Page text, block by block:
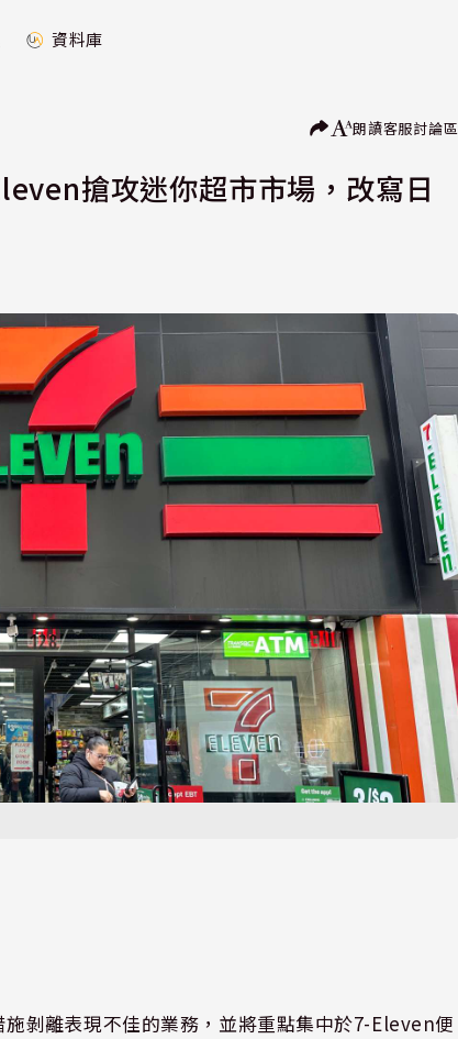
資料庫
朗讀客服討論區
搶攻迷你超市市場，改寫日
剝離表現不佳的業務，並將重點集中於7-Eleven便